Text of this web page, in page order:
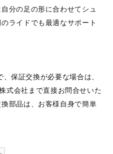
分の足の形に合わせてシュ
ライドでも最適なサポート
保証交換が必要な場合は、
式会社まで直接お問合せいた
部品は、お客様自身で簡単